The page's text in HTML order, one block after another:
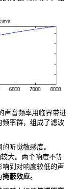
声音频率用临界带进
率群，组成了滤波
听觉敏感度。
大。两个响度不等
到对响度较低的声
掩蔽效应。